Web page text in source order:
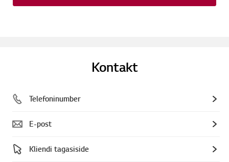
Kontakt
Telefoninumber
E-post
Kliendi tagasiside